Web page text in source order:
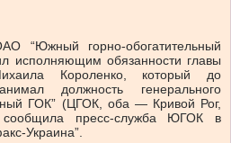
“Южный горно-обогатительный
исполняющим обязанности главы
Короленко, который до
должность генерального
ГОК” (ЦГОК, оба — Кривой Рог,
сообщила пресс-служба ЮГОК в
Украина”.